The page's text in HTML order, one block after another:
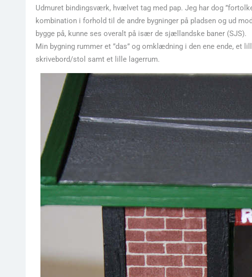
Udmuret bindingsværk, hvælvet tag med pap. Jeg har dog
kombination i forhold til de andre bygninger på pladsen og ud
bygge på, kunne ses overalt på især de sjællandske baner (SJS).
Min bygning rummer et ”das” og omklædning i den ene ende, et
skrivebord/stol samt et lille lagerrum.